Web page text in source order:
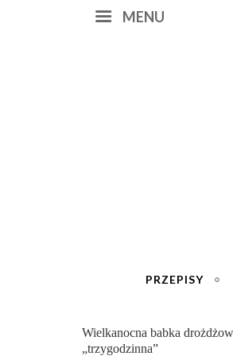
MENU
PRZEPISY
Babka Wielkanocna
„dwunastogodzinna”